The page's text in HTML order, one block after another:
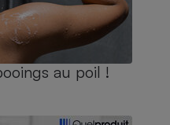
au poil !